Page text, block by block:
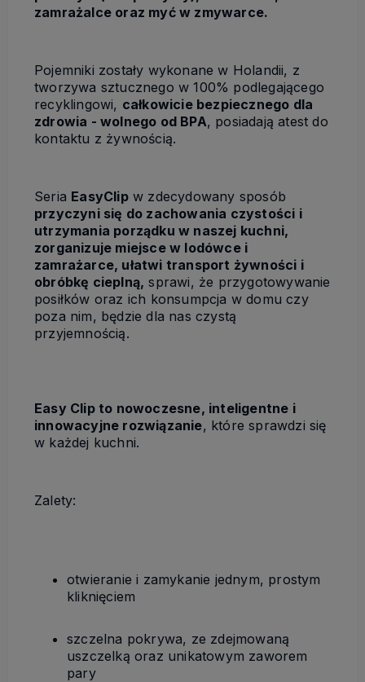
zamrażalce oraz myć w zmywarce.
Pojemniki zostały wykonane w Holandii, z
tworzywa sztucznego w 100% podlegającego
recyklingowi, całkowicie bezpiecznego dla
zdrowia - wolnego od BPA, posiadają atest do
kontaktu z żywnością.
Seria EasyClipw zdecydowany sposób
przyczyni się do zachowania czystości i
utrzymania porządku w naszej kuchni,
zorganizuje miejsce w lodówce i
zamrażarce, ułatwi transport żywności i
obróbkę cieplną, sprawi, że przygotowywanie
posiłków oraz ich konsumpcja w domu czy
poza nim, będzie dla nas czystą
przyjemnością.
Easy Clip to nowoczesne, inteligentne i
innowacyjne rozwiązanie, które sprawdzi się
w każdej kuchni.
Zalety:
otwieranie i zamykanie jednym, prostym
kliknięciem
szczelna pokrywa, ze zdejmowaną
uszczelką oraz unikatowym zaworem
pary